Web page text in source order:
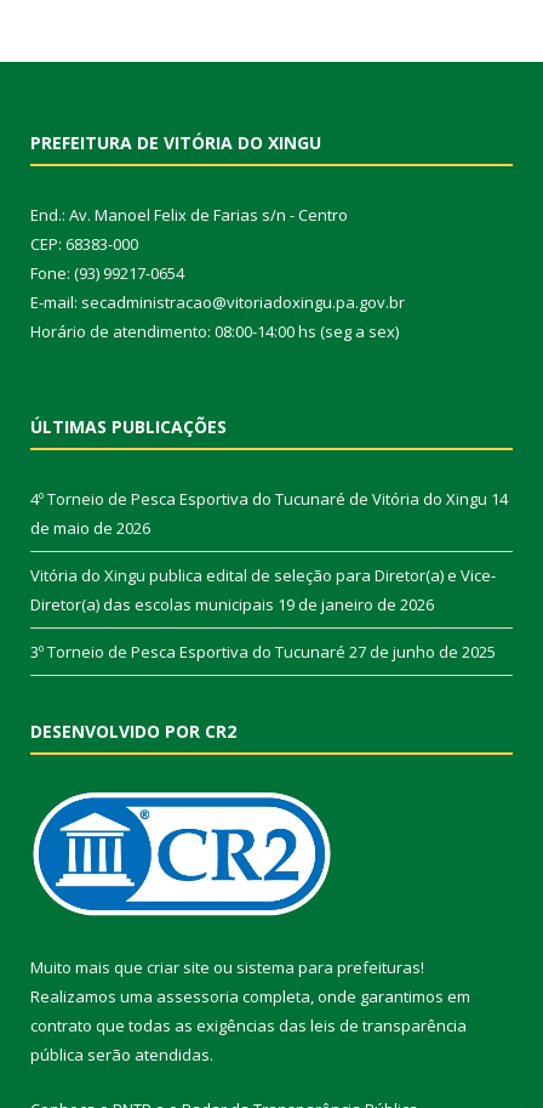
PREFEITURA DE VITÓRIA DO XINGU
End.: Av. Manoel Felix de Farias s/n - Centro
CEP: 68383-000
Fone: (93) 99217-0654
E-mail: secadministracao@vitoriadoxingu.pa.gov.br
Horário de atendimento: 08:00-14:00 hs (seg a sex)
ÚLTIMAS PUBLICAÇÕES
4º Torneio de Pesca Esportiva do Tucunaré de Vitória do Xingu 14
de maio de 2026
Vitória do Xingu publica edital de seleção para Diretor(a) e Vice-
Diretor(a) das escolas municipais 19 de janeiro de 2026
3º Torneio de Pesca Esportiva do Tucunaré 27 de junho de 2025
DESENVOLVIDO POR CR2
Muito mais que criar site ou sistema para prefeituras!
Realizamos uma assessoria completa, onde garantimos em
contrato que todas as exigências das leis de transparência
pública serão atendidas.